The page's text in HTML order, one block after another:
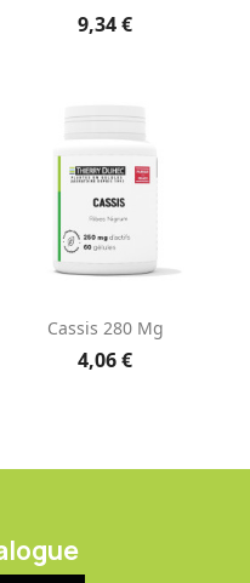
9,34 €
Cassis 280 Mg
4,06 €